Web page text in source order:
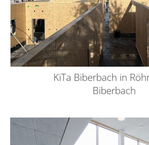
KiTa Biberbach in
Biberbach